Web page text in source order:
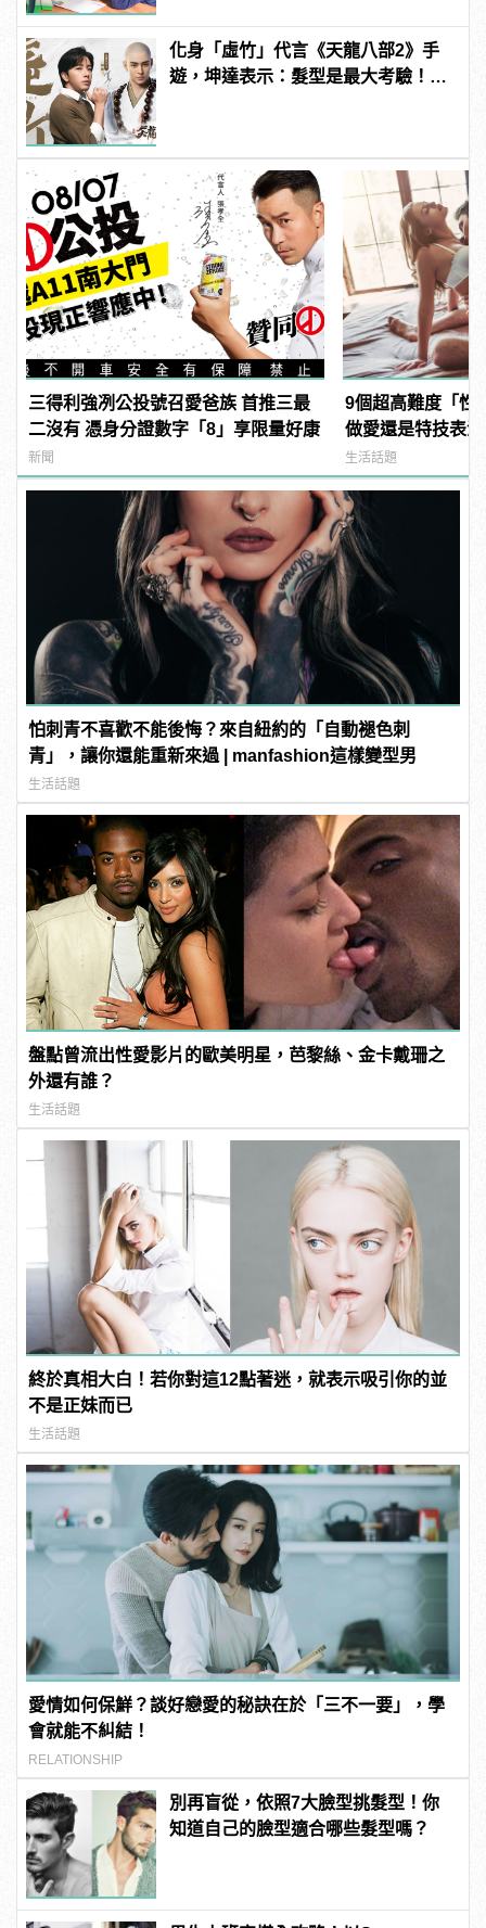
化身「虛竹」代言《天龍八部2》手
遊，坤達表示：髮型是最大考驗！
三得利強冽公投號召愛爸族 首推三最
二沒有 憑身分證數字「8」享限量好康
新聞
9個超高難度「性
做愛還是特技表
樣變型男
生活話題
怕刺青不喜歡不能後悔？來自紐約的「自動褪色刺
青」，讓你還能重新來過 | manfashion這樣變型男
生活話題
盤點曾流出性愛影片的歐美明星，芭黎絲、金卡戴珊之
外還有誰？
生活話題
終於真相大白！若你對這12點著迷，就表示吸引你的並
不是正妹而已
生活話題
愛情如何保鮮？談好戀愛的秘訣在於「三不一要」，學
會就能不糾結！
RELATIONSHIP
別再盲從，依照7大臉型挑髮型！你
知道自己的臉型適合哪些髮型嗎？